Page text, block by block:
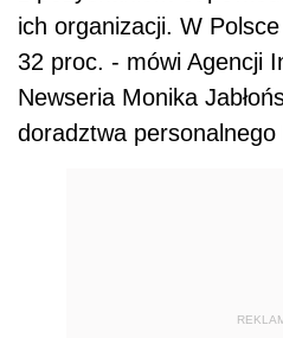
ich organizacji. W
32 proc. - mówi Agencji
Newseria Monika
doradztwa